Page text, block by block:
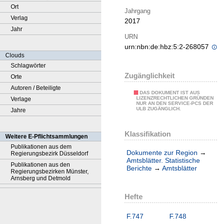
Ort
Verlag
Jahr
Clouds
Schlagwörter
Orte
Autoren / Beteiligte
Verlage
Jahre
Weitere E-Pflichtsammlungen
Publikationen aus dem
Regierungsbezirk Düsseldorf
Publikationen aus den
Regierungsbezirken Münster,
Arnsberg und Detmold
Jahrgang
2017
URN
urn:nbn:de:hbz:5:2-268057
Zugänglichkeit
DAS DOKUMENT IST AUS
LIZENZRECHTLICHEN GRÜNDEN
NUR AN DEN SERVICE-PCS DER
ULB ZUGÄNGLICH.
Klassifikation
Dokumente zur Region →
Amtsblätter. Statistische
Berichte → Amtsblätter
Hefte
F.747
F.748